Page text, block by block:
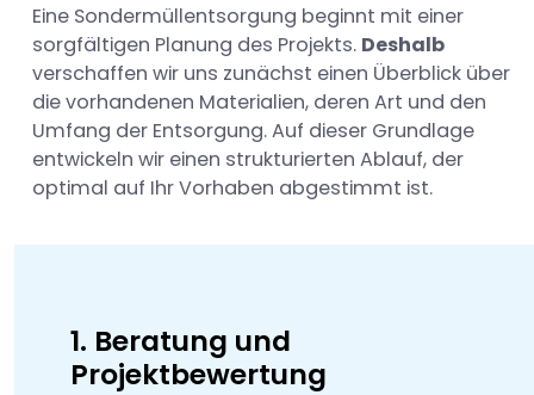
Eine Sondermüllentsorgung beginnt mit einer
sorgfältigen Planung des Projekts. Deshalb
verschaffen wir uns zunächst einen Überblick über
die vorhandenen Materialien, deren Art und den
Umfang der Entsorgung. Auf dieser Grundlage
entwickeln wir einen strukturierten Ablauf, der
optimal auf Ihr Vorhaben abgestimmt ist.
1. Beratung und
Projektbewertung